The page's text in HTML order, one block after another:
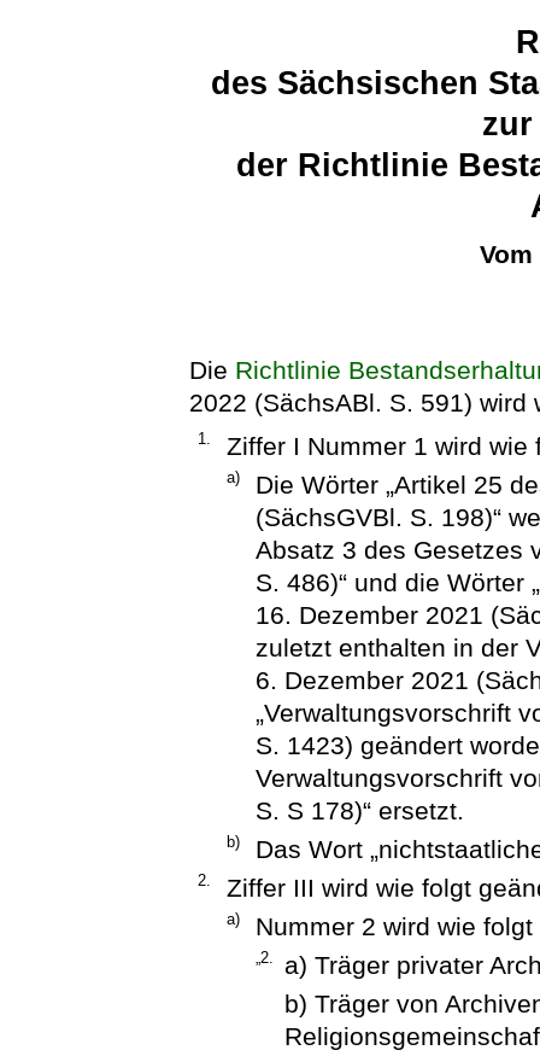
des Sächsischen
der Richtlinie
Die Richtlinie
2022 (SächsABl. S. 591) wird
1. Ziffer I Nummer 1 wird wie
a)
Die Wörter „Artikel 25
(SächsGVBl. S. 198)“
Absatz 3 des Gesetzes
S. 486)“ und die Wörter
16. Dezember 2021
zuletzt enthalten in der
6. Dezember 2021
„Verwaltungsvorschrift
S. 1423) geändert
Verwaltungsvorschrift
S. S 178)“ ersetzt.
b) Das Wort
2. Ziffer III wird wie folgt
a) Nummer 2 wird wie
„2.
a) Träger privater
b) Träger von